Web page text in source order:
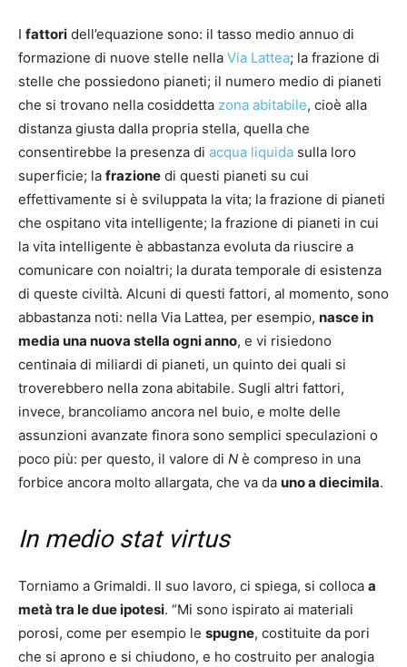
I fattori dell’equazione sono: il tasso medio annuo di
formazione di nuove stelle nella Via Lattea; la frazione di
stelle che possiedono pianeti; il numero medio di pianeti
che si trovano nella cosiddetta zona abitabile, cioè alla
distanza giusta dalla propria stella, quella che
consentirebbe la presenza di acqua liquida sulla loro
superficie; la frazione di questi pianeti su cui
effettivamente si è sviluppata la vita; la frazione di pianeti
che ospitano vita intelligente; la frazione di pianeti in cui
la vita intelligente è abbastanza evoluta da riuscire a
comunicare con noialtri; la durata temporale di esistenza
di queste civiltà. Alcuni di questi fattori, al momento, sono
abbastanza noti: nella Via Lattea, per esempio, nasce in
media una nuova stella ogni anno, e vi risiedono
centinaia di miliardi di pianeti, un quinto dei quali si
troverebbero nella zona abitabile. Sugli altri fattori,
invece, brancoliamo ancora nel buio, e molte delle
assunzioni avanzate finora sono semplici speculazioni o
poco più: per questo, il valore di N è compreso in una
forbice ancora molto allargata, che va da uno a diecimila.
In medio stat virtus
Torniamo a Grimaldi. Il suo lavoro, ci spiega, si colloca a
metà tra le due ipotesi. “Mi sono ispirato ai materiali
porosi, come per esempio le spugne, costituite da pori
che si aprono e si chiudono, e ho costruito per analogia